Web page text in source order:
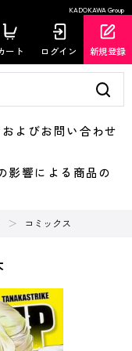
KADOKAWA Group
ート ログイン 新規登録
よびお問い合わせ
響による商品の
コミックス